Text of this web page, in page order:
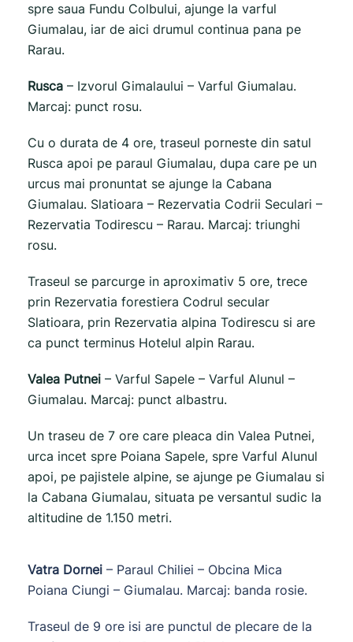
spre saua Fundu Colbului, ajunge la varful
Giumalau, iar de aici drumul continua pana pe
Rarau.
Rusca – Izvorul Gimalaului – Varful Giumalau.
Marcaj: punct rosu.
Cu o durata de 4 ore, traseul porneste din satul
Rusca apoi pe paraul Giumalau, dupa care pe un
urcus mai pronuntat se ajunge la Cabana
Giumalau. Slatioara – Rezervatia Codrii Seculari –
Rezervatia Todirescu – Rarau. Marcaj: triunghi
rosu.
Traseul se parcurge in aproximativ 5 ore, trece
prin Rezervatia forestiera Codrul secular
Slatioara, prin Rezervatia alpina Todirescu si are
ca punct terminus Hotelul alpin Rarau.
Valea Putnei – Varful Sapele – Varful Alunul –
Giumalau. Marcaj: punct albastru.
Un traseu de 7 ore care pleaca din Valea Putnei,
urca incet spre Poiana Sapele, spre Varful Alunul
apoi, pe pajistele alpine, se ajunge pe Giumalau si
la Cabana Giumalau, situata pe versantul sudic la
altitudine de 1.150 metri.
Vatra Dornei – Paraul Chiliei – Obcina Mica
Poiana Ciungi – Giumalau. Marcaj: banda rosie.
Traseul de 9 ore isi are punctul de plecare de la